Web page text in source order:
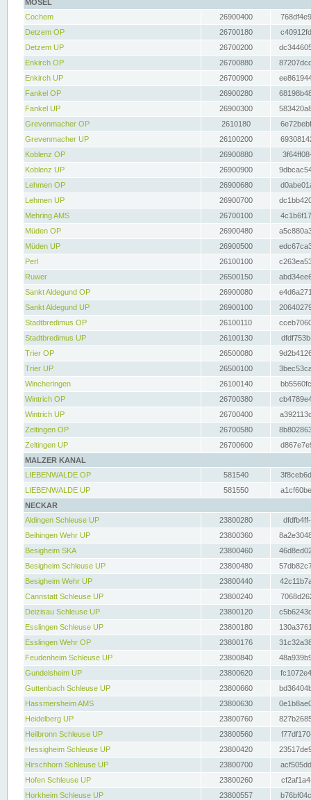
MOSEL
Cochem
26900400
Detzem OP
26700180
Detzem UP
26700200
Enkirch OP
26700880
Enkirch UP
26700900
Fankel OP
26900280
Fankel UP
26900300
Grevenmacher OP
2610180
Grevenmacher UP
26100200
Koblenz OP
26900880
Koblenz UP
26900900
Lehmen OP
26900680
Lehmen UP
26900700
Mehring AMS
26700100
Müden OP
26900480
Müden UP
26900500
Perl
26100100
Ruwer
26500150
Sankt Aldegund OP
26900080
Sankt Aldegund UP
26900100
Stadtbredimus OP
26100110
Stadtbredimus UP
26100130
Trier OP
26500080
Trier UP
26500100
Wincheringen
26100140
Wintrich OP
26700380
Wintrich UP
26700400
Zeltingen OP
26700580
Zeltingen UP
26700600
MALZER KANAL
LIEBENWALDE OP
581540
LIEBENWALDE UP
581550
NECKAR
Aldingen Schleuse UP
23800280
Beihingen Wehr UP
23800360
Besigheim SKA
23800460
Besigheim Schleuse UP
23800480
Besigheim Wehr UP
23800440
Cannstatt Schleuse UP
23800240
Deizisau Schleuse UP
23800120
Esslingen Schleuse UP
23800180
Esslingen Wehr OP
23800176
Feudenheim Schleuse UP
23800840
Gundelsheim UP
23800620
Guttenbach Schleuse UP
23800660
Hassmersheim AMS
23800630
Heidelberg UP
23800760
Heilbronn Schleuse UP
23800560
Hessigheim Schleuse UP
23800420
Hirschhorn Schleuse UP
23800700
Hofen Schleuse UP
23800260
Horkheim Schleuse UP
23800557